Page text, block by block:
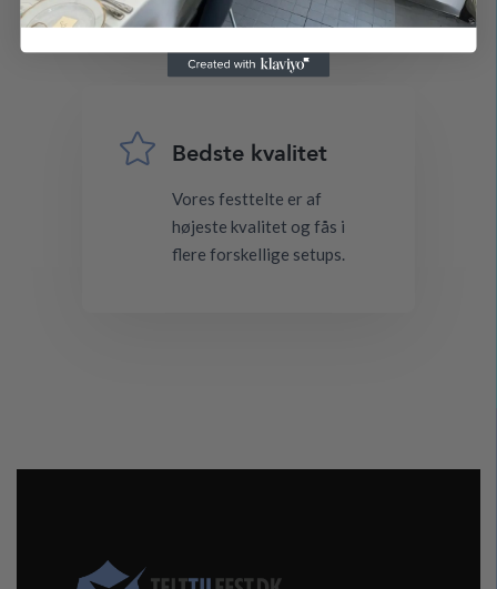
 Bedste kvalitet
Vores festtelte er af
højeste kvalitet og fås i
flere forskellige setups.